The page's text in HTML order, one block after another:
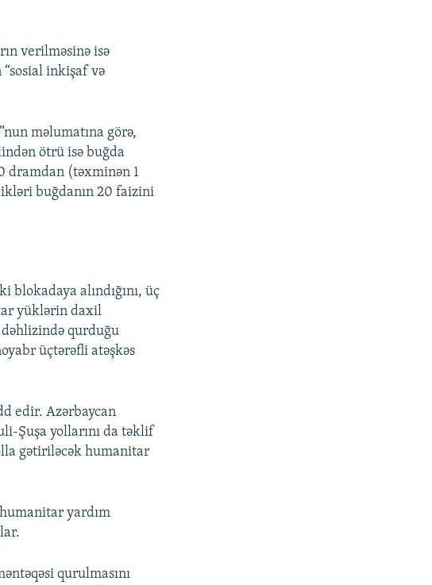
verilməsinə isə
inkişaf və
məlumatına görə,
ötrü isə buğda
dramdan (təxminən 1
buğdanın 20 faizini
alındığını, üç
yüklərin daxil
dəhlizində qurduğu
üçtərəfli atəşkəs
edir. Azərbaycan
Şuşa yollarını da təklif
gətiriləcək humanitar
yardım
qurulmasını